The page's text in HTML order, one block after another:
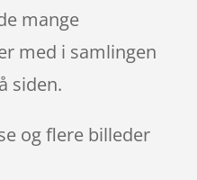
mange
med i samlingen
siden.
og flere billeder